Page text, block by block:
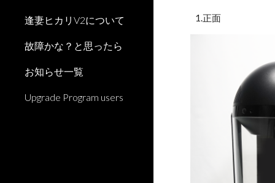
逢妻ヒカリV2について
故障かな？と思ったら
お知らせ一覧
Upgrade Program users
1.正面